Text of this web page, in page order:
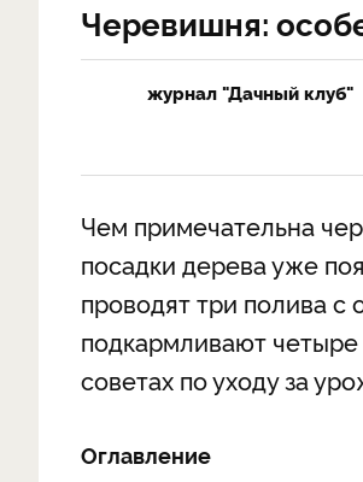
Черевишня:
журнал "Дачный клуб"
Чем примечательна
посадки дерева уже
проводят три полива
подкармливают
советах по уходу за
Оглавление